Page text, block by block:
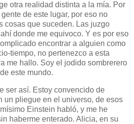
otra realidad distinta a la mía. Por
de este lugar, por eso no
cosas que suceden. Las juzgo
donde me equivoco. Y es por eso
encontrar a alguien como
tiempo, no pertenezco a esta
me hallo. Soy el jodido sombrerero
este mundo.
ser así. Estoy convencido de
un pliegue en el universo, de esos
Einstein habló, y me he
haberme enterado. Alicia, en su